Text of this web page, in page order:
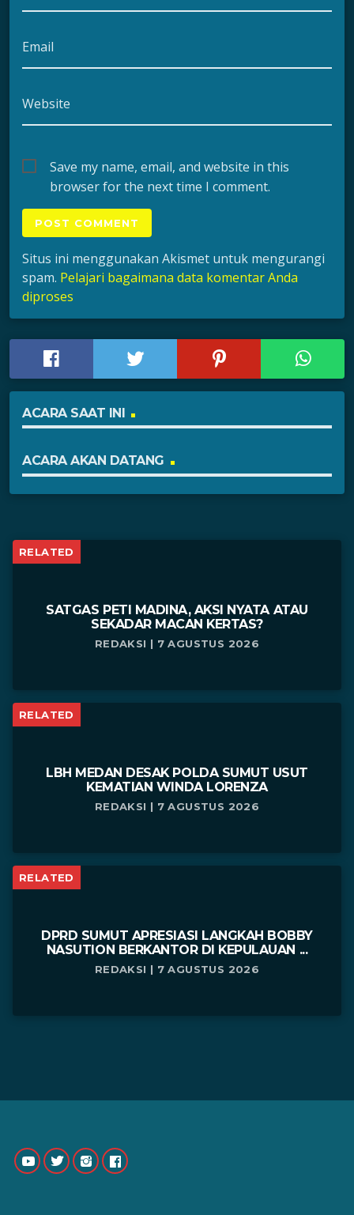
Email
Website
Save my name, email, and website in this
browser for the next time I comment.
Situs ini menggunakan Akismet untuk mengurangi
spam. Pelajari bagaimana data komentar Anda
diproses
ACARA SAAT INI
ACARA AKAN DATANG
RELATED
SATGAS PETI MADINA, AKSI NYATA ATAU
SEKADAR MACAN KERTAS?
REDAKSI | 7 AGUSTUS 2026
RELATED
LBH MEDAN DESAK POLDA SUMUT USUT
KEMATIAN WINDA LORENZA
REDAKSI | 7 AGUSTUS 2026
RELATED
DPRD SUMUT APRESIASI LANGKAH BOBBY
NASUTION BERKANTOR DI KEPULAUAN ...
REDAKSI | 7 AGUSTUS 2026